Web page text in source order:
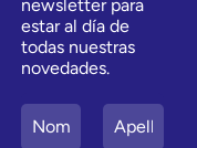
newsletter para
estar al día de
todas nuestras
novedades.